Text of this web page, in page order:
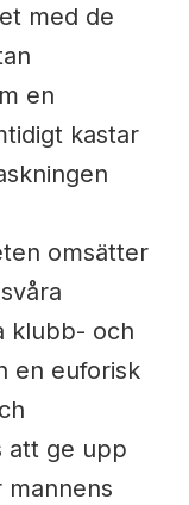
med de
en
kastar
omsätter
klubb- och
en euforisk
att ge upp